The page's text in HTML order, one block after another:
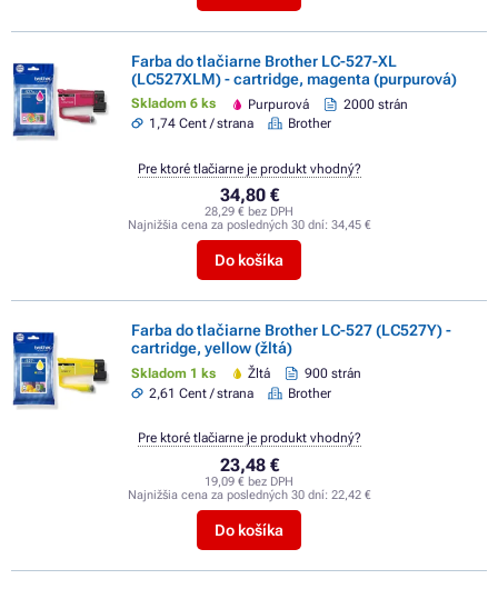
Farba do tlačiarne Brother LC-527-XL
(LC527XLM) - cartridge, magenta (purpurová)
Skladom 6 ks Purpurová
2000 strán
1,74 Cent / strana
Brother
34,80 €
28,29 € bez DPH
Najnižšia cena za posledných 30 dní: 34,45 €
Do košíka
Pre ktoré tlačiarne je produkt vhodný?
Farba do tlačiarne Brother LC-527 (LC527Y) -
cartridge, yellow (žltá)
Skladom 1 ks Žltá
900 strán
2,61 Cent / strana
Brother
23,48 €
19,09 € bez DPH
Najnižšia cena za posledných 30 dní: 22,42 €
Do košíka
Pre ktoré tlačiarne je produkt vhodný?